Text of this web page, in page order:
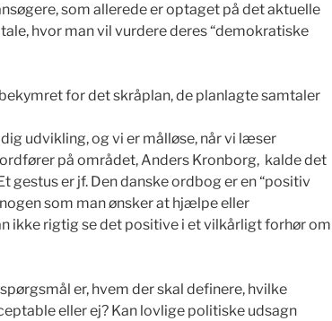
som allerede er optaget på det aktuelle
hvor man vil vurdere deres “demokratiske
for det skråplan, de planlagte samtaler
udvikling, og vi er målløse, når vi læser
på området, Anders Kronborg, kalde det
gestus er jf. Den danske ordbog er en “positiv
som man ønsker at hjælpe eller
ikke rigtig se det positive i et vilkårligt forhør om
er, hvem der skal definere, hvilke
eller ej? Kan lovlige politiske udsagn